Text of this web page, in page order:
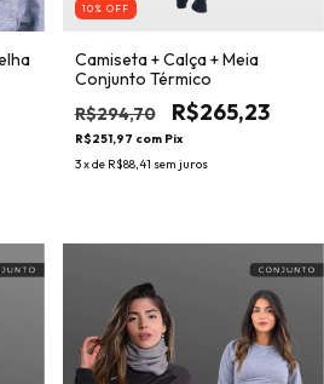
10 % OFF
Camiseta + Calça + Meia
Conjunto Térmico
R$294,70
R$265,23
R$251,97 com Pix
3x de R$88,41 sem juros